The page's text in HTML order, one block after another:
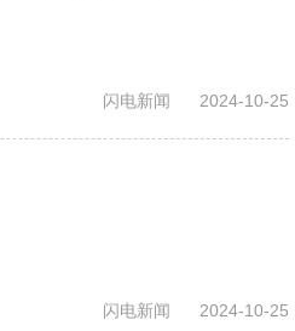
闪电新闻 2024-10-25
闪电新闻 2024-10-25